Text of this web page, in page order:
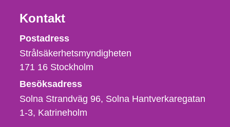
Kontakt
Strålsäkerhetsmyndigheten
Postadress
Strålsäkerhetsmyndigheten
171 16 Stockholm
Besöksadress
Solna Strandväg 96, Solna Hantverkaregatan
1-3 Katrineholm